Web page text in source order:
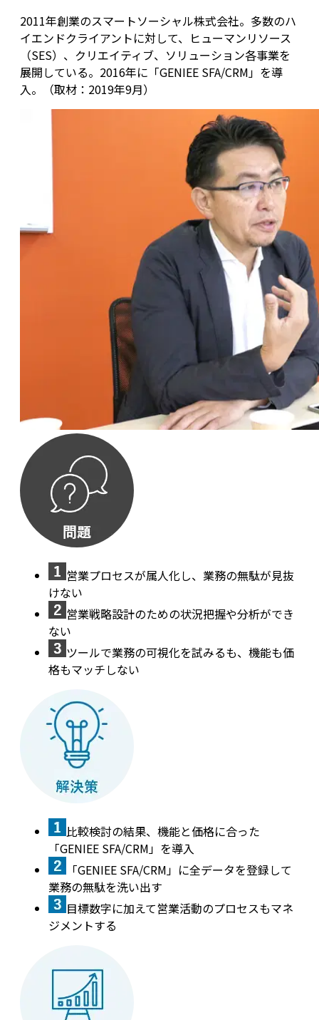
2011年創業のスマートソーシャル株式会社。多数のハ
イエンドクライアントに対して、ヒューマンリソース
（SES）、クリエイティブ、ソリューション各事業を
展開している。2016年に「GENIEE SFA/CRM」を導
入。（取材：2019年9月）
営業プロセスが属人化し、業務の無駄が見抜
けない
営業戦略設計のための状況把握や分析ができ
ない
ツールで業務の可視化を試みるも、機能も価
格もマッチしない
比較検討の結果、機能と価格に合った
「GENIEE SFA/CRM」を導入
「GENIEE SFA/CRM」に全データを登録して
業務の無駄を洗い出す
目標数字に加えて営業活動のプロセスもマネ
ジメントする